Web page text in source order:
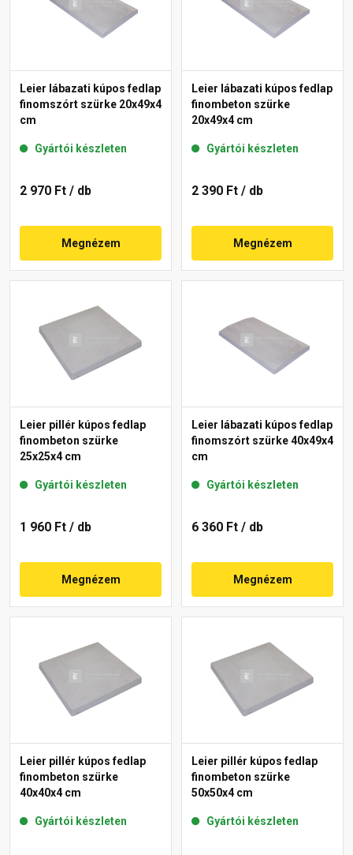
Leier lábazati kúpos fedlap
finomszórt szürke 20x49x4
cm
Gyártói készleten
2 970 Ft / db
Megnézem
Leier lábazati kúpos fedlap
finombeton szürke
20x49x4 cm
Gyártói készleten
2 390 Ft / db
Megnézem
Leier pillér kúpos fedlap
finombeton szürke
25x25x4 cm
Gyártói készleten
1 960 Ft / db
Megnézem
Leier lábazati kúpos fedlap
finomszórt szürke 40x49x4
cm
Gyártói készleten
6 360 Ft / db
Megnézem
Leier pillér kúpos fedlap
finombeton szürke
40x40x4 cm
Gyártói készleten
Leier pillér kúpos fedlap
finombeton szürke
50x50x4 cm
Gyártói készleten